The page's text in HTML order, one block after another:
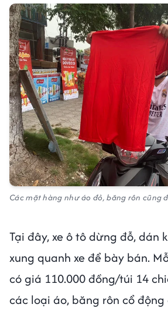
Các mặt hàng như áo đỏ, băng rôn cũng
Tại đây, xe ô tô dừng đỗ, dán
xung quanh xe để bày bán.
có giá 110.000 đồng/túi 14
các loại áo, băng rôn cổ